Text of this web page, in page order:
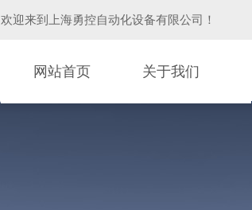
欢迎来到 上海勇控自动化设备有限公司 ！
网站首页 关于我们